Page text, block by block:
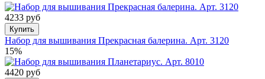
4233 руб
Купить
Набор для вышивания Прекрасная балерина. Арт. 3120
15%
4420 руб